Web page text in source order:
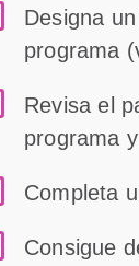
Designa
programa
Revisa el
programa
Completa
Consigue